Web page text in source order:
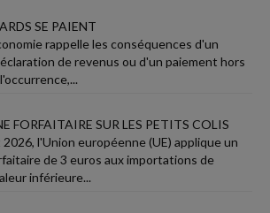
SE PAIENT
rappelle les conséquences d'un
de revenus ou d'un paiement hors
FORFAITAIRE SUR LES PETITS COLIS
l'Union européenne (UE) applique un
de 3 euros aux importations de
inférieure...